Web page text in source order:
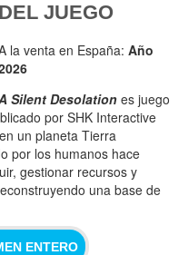
DEL JUEGO
la venta en España:Año
Silent Desolation es juego
por SHK Interactive
un planeta Tierra
por los humanos hace
gestionar recursos y
una base de
ENTERO